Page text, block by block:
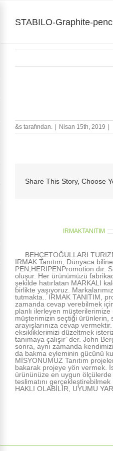
STABILO-Graphite-
&s tarafından. Nisan 15th, 2019
Share This Story, Choose
IRMAKTANITIM
BEHÇETOĞULLARI
IRMAK Tanıtım, Dünyaca
PEN,HERIPENPromotion dır.
oluşur. Her ürünümüzü
şekilde hatırlatan MARKALI
birlikte yaşıyoruz.
tutmakta.. IRMAK TANITIM,
zamanda cevap verebilmek
planlı ilerleyen
müşterimizin seçtiği ürünlerin,
arayışlarınıza cevap
eksikliklerimizi düzeltmek
tanımaya çalışır’ der. John
sonra, aynı zamanda
da bakma eyleminin gücünü
MİSYONUMUZ Tanıtım
bakarak projeye yön vermek.
ürününüze en uygun
teslimatını
HAKLI OLABİLİR, UYUMU